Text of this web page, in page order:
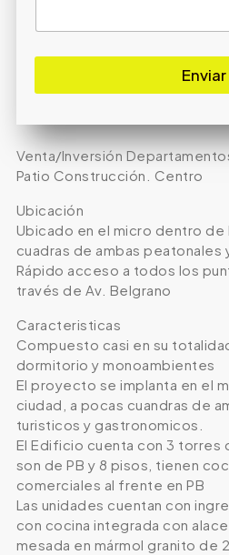
Enviar
Venta/Inversión
Patio Construcción. Centro
Ubicación
Ubicado en el micro dentro de
cuadras de ambas peatonales
Rápido acceso a todos los
través de Av. Belgrano
Caracteristicas
Compuesto casi en su
dormitorio y monoambientes
El proyecto se implanta en el
ciudad, a pocas cuandras de
turisticos y gastronomicos.
El Edificio cuenta con 3 torres
son de PB y 8 pisos, tienen
comerciales al frente en PB
Las unidades cuentan con
con cocina integrada con
mesada en mármol granito de